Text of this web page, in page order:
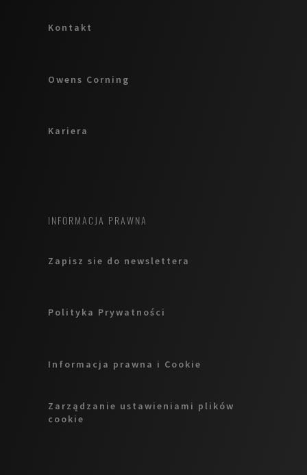
Kontakt
Owens Corning
Kariera
INFORMACJA PRAWNA
Zapisz sie do newslettera
Polityka Prywatności
Informacja prawna i Cookie
Zarządzanie ustawieniami plików
cookie